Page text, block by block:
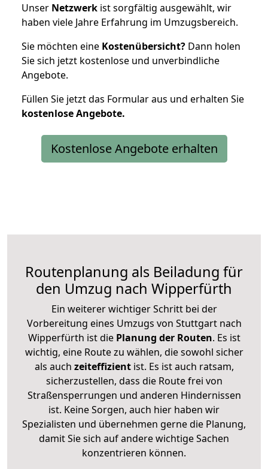
Unser Netzwerk ist sorgfältig ausgewählt, wir
haben viele Jahre Erfahrung im Umzugsbereich.
Sie möchten eine Kostenübersicht? Dann holen
Sie sich jetzt kostenlose und unverbindliche
Angebote.
Füllen Sie jetzt das Formular aus und erhalten Sie
kostenloseAngebote.
Kostenlose Angebote erhalten
Routenplanung als Beiladung für
den Umzug nach Wipperfürth
Ein weiterer wichtiger Schritt bei der
Vorbereitung eines Umzugs von Stuttgart nach
Wipperfürth ist diePlanung der Routen. Es ist
wichtig, eine Route zu wählen, die sowohl sicher
als auch zeiteffizientist. Es ist auch ratsam,
sicherzustellen, dass die Route frei von
Straßensperrungen und anderen Hindernissen
ist. Keine Sorgen, auch hier haben wir
Spezialisten und übernehmen gerne die Planung,
damit Sie sich auf andere wichtige Sachen
konzentrieren können.